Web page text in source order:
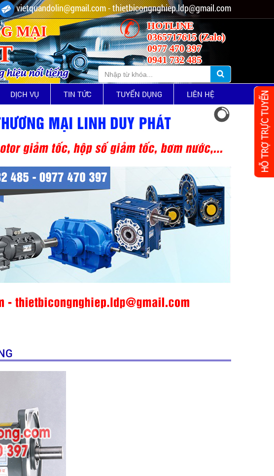
vietquandolin@gmail.com - thietbicongnghiep.ldp@gmail.com
MẠI
hiệu nổi tiếng
HOTLINE
0365717615 (Zalo)
0977 470 397
0941 732 485
DỊCH VỤ TIN TỨC TUYỂN DỤNG LIÊN HỆ